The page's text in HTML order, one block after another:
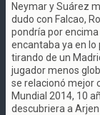
Neymar y Suárez
dudo con Falcao,
pondría por
encantaba ya en lo
tirando de un
jugador menos
se relacionó mejor
Mundial 2014, 10
descubriera a